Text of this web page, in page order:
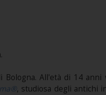
All'età di 14
, studiosa degli antichi